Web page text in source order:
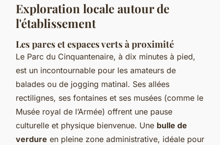
Exploration locale autour de
l'établissement
Les parcs et espaces verts à proximité
Le Parc du Cinquantenaire, à dix minutes à pied,
est un incontournable pour les amateurs de
balades ou de jogging matinal. Ses allées
rectilignes, ses fontaines et ses musées (comme le
Musée royal de l’Armée) offrent une pause
culturelle et physique bienvenue. Une bulle de
verdure en pleine zone administrative, idéale pour